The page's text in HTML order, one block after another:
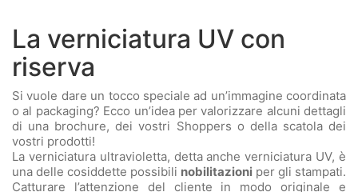
La verniciatura UV con
riserva
Si vuole dare un tocco speciale ad un’immagine coordinata
o al packaging? Ecco un’idea per valorizzare alcuni dettagli
di una brochure, dei vostri Shoppers o della scatola dei
vostri prodotti!
La verniciatura ultravioletta, detta anche verniciatura UV, è
una delle cosiddette possibili nobilitazioni per gli stampati.
Catturare l’attenzione del cliente in modo originale e